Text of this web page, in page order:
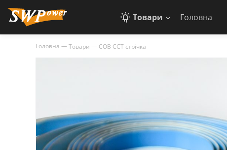
Товари Головна
Головна —Товари — COB CCT стрічка